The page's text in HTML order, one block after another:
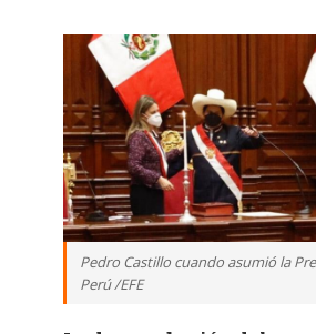
Pedro Castillo cuando asumió la
Perú /EFE